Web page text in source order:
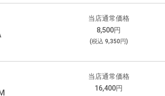
当店通常価格
8,500円
(税込 9,350 円)
当店通常価格
16,400円